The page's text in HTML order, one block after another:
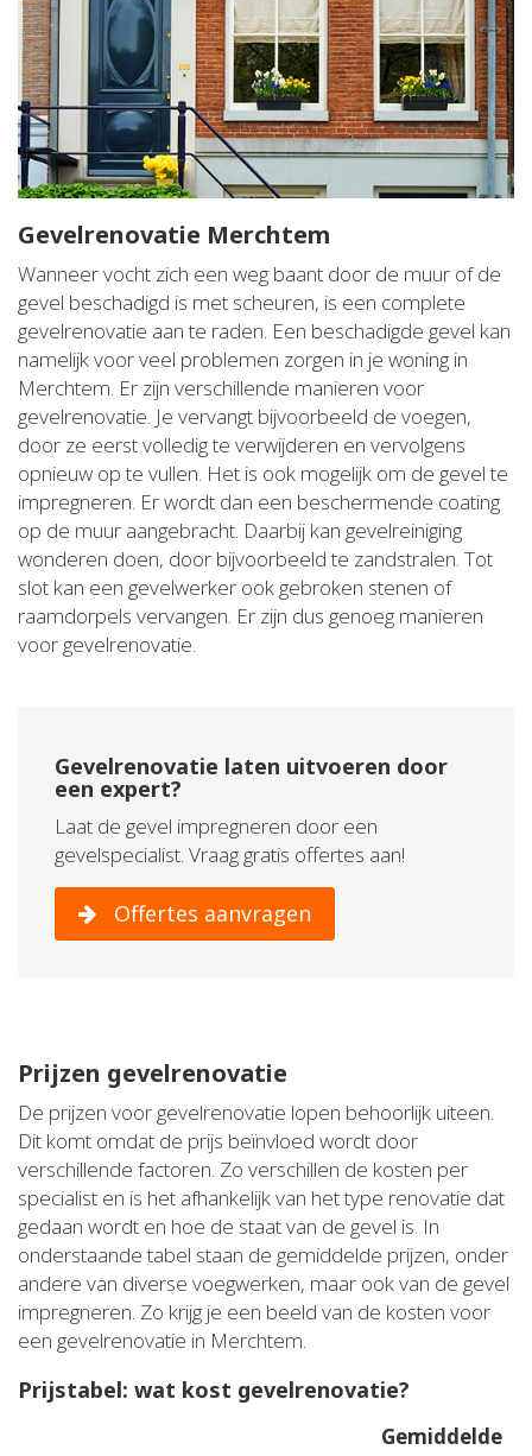
Gevelrenovatie Merchtem
Wanneer vocht zich een weg baant door de muur of de
gevel beschadigd is met scheuren, is een complete
gevelrenovatie aan te raden. Een beschadigde gevel kan
namelijk voor veel problemen zorgen in je woning in
Merchtem. Er zijn verschillende manieren voor
gevelrenovatie. Je vervangt bijvoorbeeld de voegen,
door ze eerst volledig te verwijderen en vervolgens
opnieuw op te vullen. Het is ook mogelijk om de gevel te
impregneren. Er wordt dan een beschermende coating
op de muur aangebracht. Daarbij kan gevelreiniging
wonderen doen, door bijvoorbeeld te zandstralen. Tot
slot kan een gevelwerker ook gebroken stenen of
raamdorpels vervangen. Er zijn dus genoeg manieren
voor gevelrenovatie.
Gevelrenovatie laten uitvoeren door
een expert?
Laat de gevel impregneren door een
gevelspecialist. Vraag gratis offertes aan!
Offertes aanvragen
Prijzen gevelrenovatie
De prijzen voor gevelrenovatie lopen behoorlijk uiteen.
Dit komt omdat de prijs beïnvloed wordt door
verschillende factoren. Zo verschillen de kosten per
specialist en is het afhankelijk van het type renovatie dat
gedaan wordt en hoe de staat van de gevel is. In
onderstaande tabel staan de gemiddelde prijzen, onder
andere van diverse voegwerken, maar ook van de gevel
impregneren. Zo krijg je een beeld van de kosten voor
een gevelrenovatie in Merchtem.
Prijstabel: wat kost gevelrenovatie?
Gemiddelde